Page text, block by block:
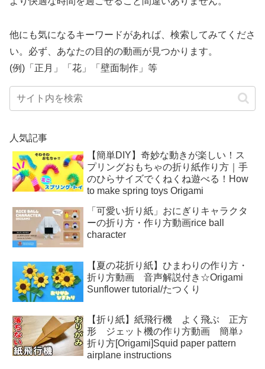
他にも気になるキーワードがあれば、検索してみてくださ
い。必ず、あなたの目的の動画が見つかります。
(例)「正月」「花」「壁面制作」等
人気記事
【簡単DIY】奇妙な動きが楽しい！ス
プリングおもちゃの折り紙作り方｜手
のひらサイズでくねくね遊べる！How
to make spring toys Origami
「可愛い折り紙」おにぎりキャラクタ
ーの折り方・作り方動画rice ball
character
【夏の花折り紙】ひまわりの作り方・
折り方動画 音声解説付き☆Origami
Sunflower tutorial/たつくり
【折り紙】紙飛行機 よく飛ぶ 正方
形 ジェット機の作り方動画 簡単♪
折り方[Origami]Squid paper pattern
airplane instructions